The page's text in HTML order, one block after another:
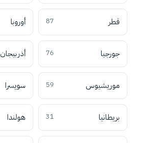
قطر 87 أوروبا
جورجيا 76 أذربيجان
موريشيوس 59 سويسرا
بريطانيا 31 هولندا